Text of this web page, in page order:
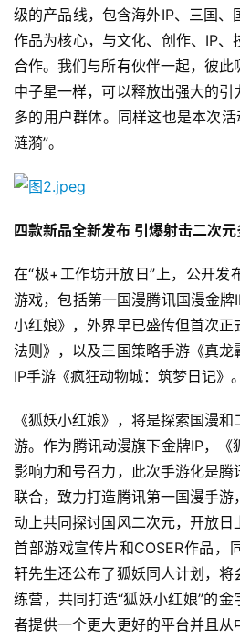
级的产品线，包含海外IP、三国
作品为核心，与文化、创作、IP、
合作。我们与所有伙伴一起，彼此
中子星一样，可以释放出强大的
多的用户群体。同样这也是本次
涟漪”。
四款新品全新发布 引爆射击二次
在“极+工作坊开放日”上，公开发
游戏，包括第一国漫腾讯国漫金
小红娘》，外界早已盛传但首次正
法则》，以及三国策略手游《真
IP手游《疯狂动物城：筑梦日记》。
《狐妖小红娘》，将是探索国漫
游。作为腾讯动漫旗下金牌IP，《
影响力和号召力，此次手游化是
联合，致力打造腾讯第一国漫手
动上共同探讨国风二次元，开放日
首部游戏宣传片和COSER作品，
轩先生还公布了狐妖同人计划，将
练营，共同打造“狐妖小红娘”的
者提供一个更大更好的平台并且从